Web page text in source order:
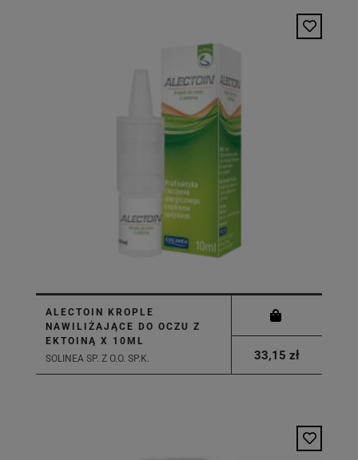
ALECTOIN KROPLE
NAWILIŻAJĄCE DO OCZU Z
EKTOINĄ X 10ML
SOLINEA SP. Z O.O. SP.K.
33,15 zł